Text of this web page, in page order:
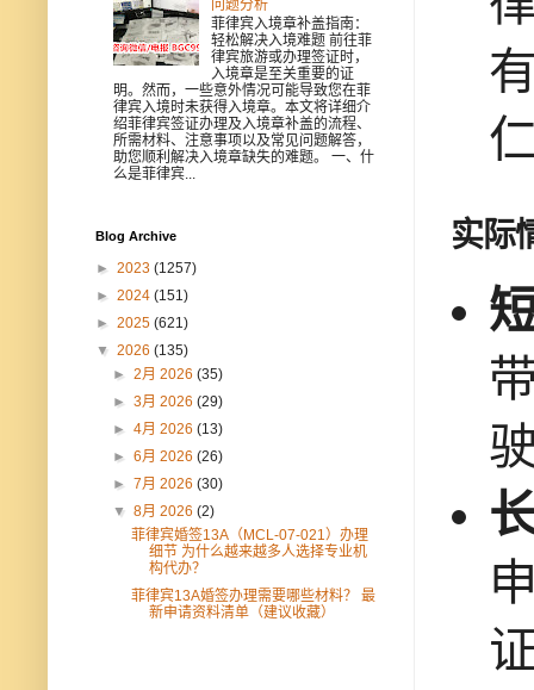
实际
问题分析
菲律宾入境章补盖指南：
轻松解决入境难题 前往菲
律宾旅游或办理签证时，
入境章是至关重要的证
明。然而，一些意外情况可能导致您在菲
律宾入境时未获得入境章。本文将详细介
绍菲律宾签证办理及入境章补盖的流程、
所需材料、注意事项以及常见问题解答，
助您顺利解决入境章缺失的难题。 一、什
么是菲律宾...
Blog Archive
► 2023 (1257)
► 2024 (151)
► 2025 (621)
▼ 2026 (135)
►2月 2026(35)
►3月 2026(29)
►4月 2026(13)
►6月 2026(26)
►7月 2026(30)
▼8月 2026(2)
菲律宾婚签13A（MCL-07-021）办理
细节 为什么越来越多人选择专业机
构代办？
菲律宾13A婚签办理需要哪些材料？ 最
新申请资料清单（建议收藏）